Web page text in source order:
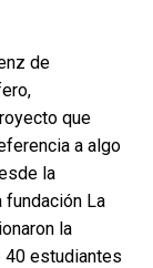
de
que
a algo
la
fundación La
la
40 estudiantes